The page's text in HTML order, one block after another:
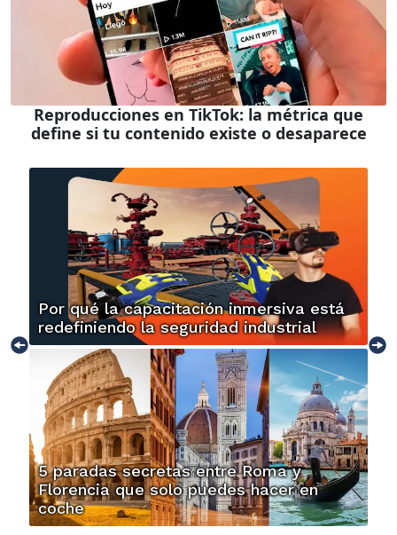
Reproducciones en TikTok: la métrica que
define si tu contenido existe o desaparece
Por qué la capacitación inmersiva está
redefiniendo la seguridad industrial
5 paradas secretas entre Roma y
Florencia que solo puedes hacer en
coche